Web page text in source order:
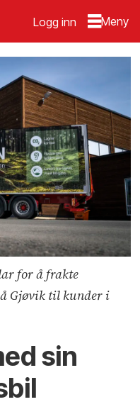
Logg inn
for å frakte
Gjøvik til kunder i
sin